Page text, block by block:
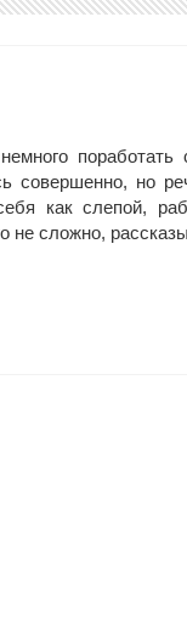
совершенно, но
как слепой,
не сложно,